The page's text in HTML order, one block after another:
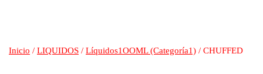
Inicio / LIQUIDOS / Líquidos1OOML (Categoría1) / CHUFFED